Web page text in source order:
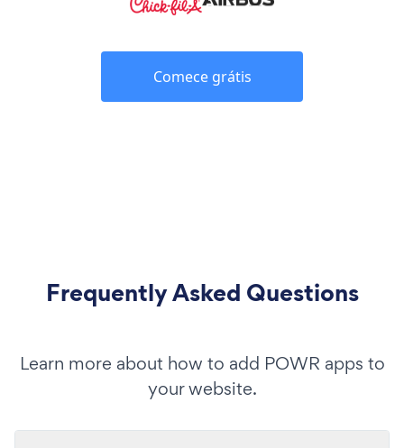
Comece grátis
Frequently Asked Questions
Learn more about how to add POWR apps to
your website.